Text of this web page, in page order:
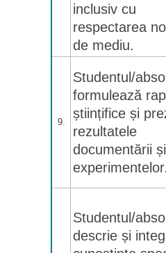
inclusiv cu
respectarea
de mediu.
9.
Studentul/
formulează
științifice și
rezultatele
documentării și
Studentul/
descrie și